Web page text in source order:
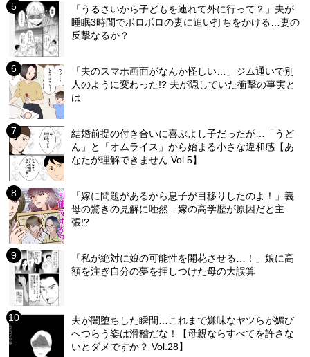
「うるさいから子どもを連れて外に行って？」夫が
睡眠3時間でボロボロの妻に追い打ちをかける…妻の
反撃なるか？
「夫のスマホ画面がなんか怪しい…」ジム通いで別
人のように変わった!? 夫が隠していた衝撃の事実と
は
結婚前提の付き合いに喜ぶよし子だったが…「うど
ん」と「オムライス」から始まる小さな違和感【あ
なたが理解できません Vol.5】
「嫁に問題があるから息子が目移りしたのよ！」義
母の驚きの見解に唖然…嫁の高学歴が原因だと主
張!?
「私が絶対に娘の可能性を開花させる…！」娘に高
額を注ぎ自分の夢を押しつけた母の大誤算
夫が闇堕ちした瞬間…これまで嫌味なヤツらが媚び
へつらう姿は滑稽だな！【母親ならすべてを許さな
いとダメですか？ Vol.28】